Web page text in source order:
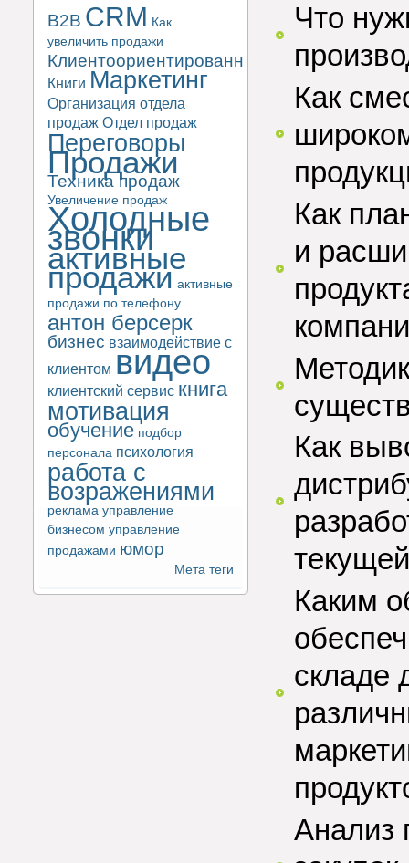
B2B CRM Как
увеличить продажи
Клиентоориентированность
Книги Маркетинг
Организация отдела
продаж Отдел продаж
Переговоры
Продажи
Техника продаж
Увеличение продаж
Холодные
звонки
активные
продажи активные
продажи по телефону
антон берсерк
бизнес взаимодействие с
клиентом видео
клиентский сервис книга
мотивация
обучение подбор
персонала психология
работа с
возражениями
реклама управление
бизнесом управление
продажами юмор
Мета теги
Что
Как
Как
и
Как
Каким
складе
Анализ